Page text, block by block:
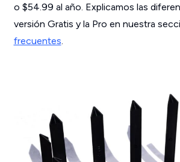
o $54.99 al año. Explicamos las
versión Gratis y la Pro en nuestra
frecuentes